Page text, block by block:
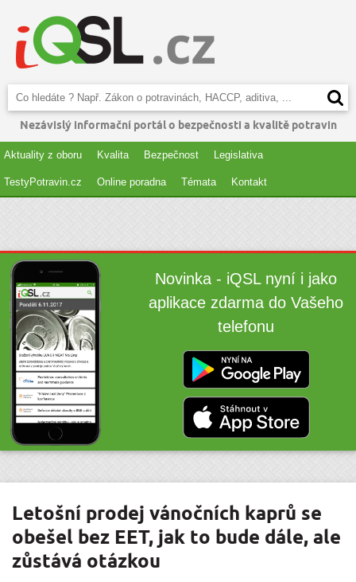
Nezávislý informační portál o bezpečnosti a kvalitě potravin
Aktuality z oboru Kvalita Bezpečnost Legislativa
TestyPotravin.cz Online poradna Témata Kontakt
Novinka - iQSL nyní i jako
aplikace zdarma do Vašeho
telefonu
Letošní prodej vánočních kaprů se
obešel bez EET, jak to bude dále, ale
zůstává otázkou